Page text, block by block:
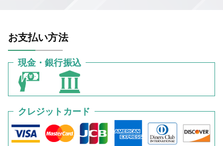
お支払い方法
現金・銀行振込
クレジットカード